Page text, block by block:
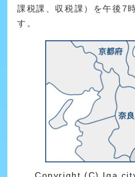
課税課、収税課）を午後7
す。